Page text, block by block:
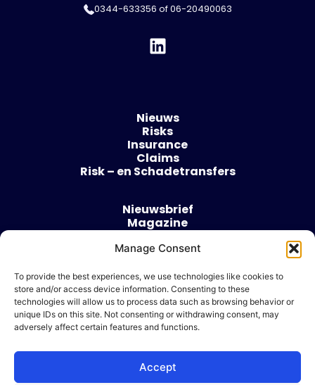
Manage Consent
To provide the best experiences, we use technologies like cookies to
store and/or access device information. Consenting to these
technologies will allow us to process data such as browsing behavior or
unique IDs on this site. Not consenting or withdrawing consent, may
adversely affect certain features and functions.
Accept
0344-633356 of06-20490063
Nieuws
Risks
Insurance
Claims
Risk – en Schadetransfers
Nieuwsbrief
Magazine
Over
Algemene voorwaarden
Cookie beleid
Ik wil adverteren